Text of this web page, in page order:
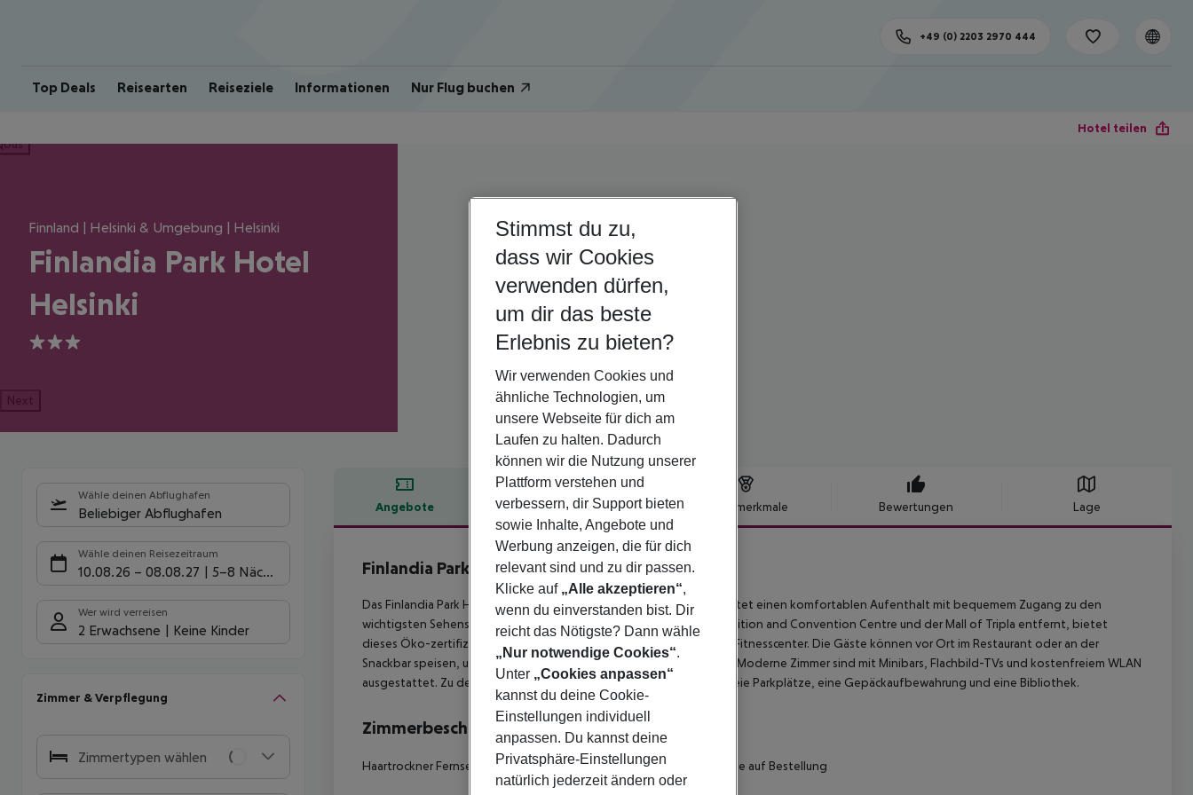
Top Deals Reisearten Reiseziele Informationen Nur Flug buchen
+49 (0) 2203 2970 444
Hotel teilen
Finnland | Helsinki & Umgebung | Helsinki
Finlandia Park Hotel
Helsinki
3
Next
Wähle deinen Abflughafen
Beliebiger Abflughafen
Wähle deinen Reisezeitraum
10.08.26 – 08.08.27 5-8 Nächte
Wer wird verreisen
2 Erwachsene Keine Kinder
Zimmer & Verpflegung
Zimmertypen wählen
Angebote Hotelbeschreibung Hotelmerkmale Bewertungen Lage
Hotelbeschreibung
Finlandia Park Hotel Helsinki
3
Das Finlandia Park Hotel Helsinki im Stadtteil Keskinen in Helsinki bietet einen komfortablen Aufenthalt mit bequemem Zugang zu den
wichtigsten Sehenswürdigkeiten. Eine kurze Fahrt vom Helsinki Exhibition and Convention Centre und der Mall of Tripla entfernt, bietet
dieses Öko-zertifizierte Hotel einen Innenpool, eine Sauna und ein Fitnesscenter. Die Gäste können vor Ort im Restaurant oder an der
Snackbar speisen, und ein Frühstücksbuffet wird täglich angeboten. Moderne Zimmer sind mit Minibars, Flachbild-TVs und kostenfreiem WLAN
ausgestattet. Zu den weiteren Annehmlichkeiten gehören kostenfreie Parkplätze, eine Gepäckaufbewahrung und eine Bibliothek.
Zimmerbeschreibung
Haartrockner Fernseher Minibar Barrierefreies Badezimmer: nein Wiege auf Bestellung
Stimmst du zu,
dass wir Cookies
verwenden dürfen,
um dir das beste
Erlebnis zu bieten?
Wir verwenden Cookies und
ähnliche Technologien, um
unsere Webseite für dich am
Laufen zu halten. Dadurch
können wir die Nutzung unserer
Plattform verstehen und
verbessern, dir Support bieten
sowie Inhalte, Angebote und
Werbung anzeigen, die für dich
relevant sind und zu dir passen.
Klicke auf „Alle akzeptieren“,
wenn du einverstanden bist. Dir
reicht das Nötigste? Dann wähle
„Nur notwendige Cookies“.
Unter „Cookies anpassen“
kannst du deine Cookie-
Einstellungen individuell
anpassen. Du kannst deine
Privatsphäre-Einstellungen
natürlich jederzeit ändern oder